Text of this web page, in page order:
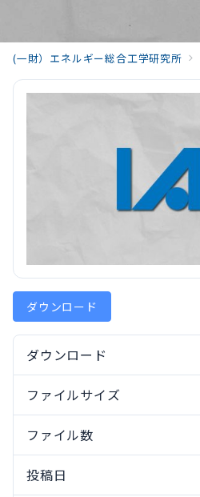
(一財）エネルギー総合工学研究所
ダウンロード
ダウンロード
ファイルサイズ
ファイル数
投稿日